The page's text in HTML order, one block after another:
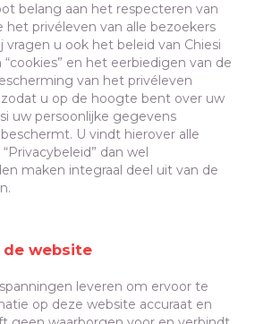
belang aan het respecteren van
privéleven van alle bezoekers
vragen u ook het beleid van Chiesi
en het eerbiedigen van de
van het privéleven
u op de hoogte bent over uw
uw persoonlijke gegevens
U vindt hierover alle
dan wel
maken integraal deel uit van de
de website
leveren om ervoor te
op deze website accuraat en